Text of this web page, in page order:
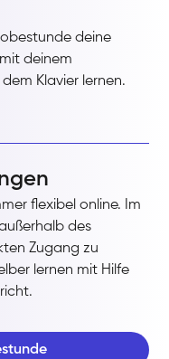
deine
deinem
Klavier lernen.
flexibel online. Im
des
Zugang zu
lernen mit Hilfe